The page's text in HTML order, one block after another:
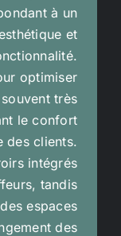
à un
et
optimiser
très
le confort
des clients.
intégrés
tandis
espaces
des